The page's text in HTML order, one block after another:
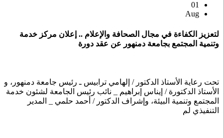
01
Aug
لتعزيز الكفاءة في مجال الصحافة والإعلام .. إعلان مركز خدمة
وتنمية المجتمع بجامعة دمنهور عن عقد دورة
تحت رعاية الأستاذ الدكتور / إلهامي ترابيس ـ رئيس جامعة دمنهور، و
الأستاذ الدكتورة / إيناس إبراهيم _ نائب رئيس الجامعة لشئون خدمة
المجتمع وتنمية البيئة، وإشراف الدكتور / أحمد حلمي _ المدير
التنفيذي لم